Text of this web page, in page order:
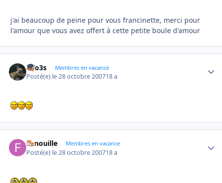
j'ai beaucoup de peine pour vous francinette, merci pour
l'amour que vous avez offert à cette petite boule d'amour
lolo3s Membres en vacance
Posté(e) le 28 octobre 200718 a
Fanouille Membres en vacance
Posté(e) le 28 octobre 200718 a